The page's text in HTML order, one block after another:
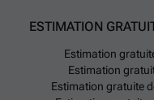
maternelles et
les courses
officielles de partage
ESTIMATION
Estimation
Estimation
Estimation gratuite